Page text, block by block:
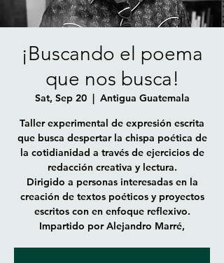
¡Buscando el poema
que nos busca!
Sat, Sep 20
  |
Antigua Guatemala
Taller experimental de expresión escrita
que busca despertar la chispa poética de
la cotidianidad a través de ejercicios de
redacción creativa y lectura.
Dirigido a personas interesadas en la
creación de textos poéticos y proyectos
escritos con en enfoque reflexivo.
Impartido por Alejandro Marré,